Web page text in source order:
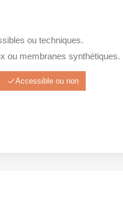
ou techniques.
ou membranes synthétiques.
Accessible ou non